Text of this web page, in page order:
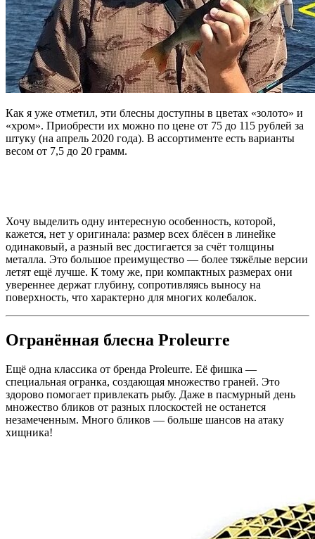
Как я уже отметил, эти блесны доступны в цветах «золото» и
«хром». Приобрести их можно по цене от 75 до 115 рублей за
штуку (на апрель 2020 года). В ассортименте есть варианты
весом от 7,5 до 20 грамм.
Хочу выделить одну интересную особенность, которой,
кажется, нет у оригинала: размер всех блёсен в линейке
одинаковый, а разный вес достигается за счёт толщины
металла. Это большое преимущество — более тяжёлые версии
летят ещё лучше. К тому же, при компактных размерах они
увереннее держат глубину, сопротивляясь выносу на
поверхность, что характерно для многих колебалок.
Огранённая блесна Proleurre
Ещё одна классика от бренда Proleurre. Её фишка —
специальная огранка, создающая множество граней. Это
здорово помогает привлекать рыбу. Даже в пасмурный день
множество бликов от разных плоскостей не останется
незамеченным. Много бликов — больше шансов на атаку
хищника!